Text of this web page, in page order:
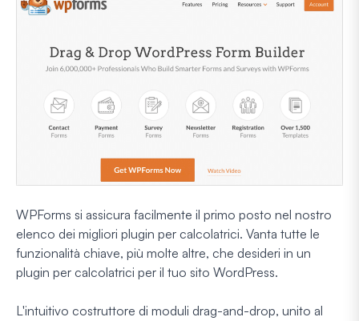
WPForms si assicura facilmente il primo posto nel nostro
elenco dei migliori plugin per calcolatrici. Vanta tutte le
funzionalità chiave, più molte altre, che desideri in un
plugin per calcolatrici per il tuo sito WordPress.
L'intuitivo costruttore di moduli drag-and-drop, unito al